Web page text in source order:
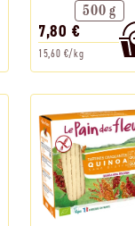
500 g
7,80 €
15,60 €/kg